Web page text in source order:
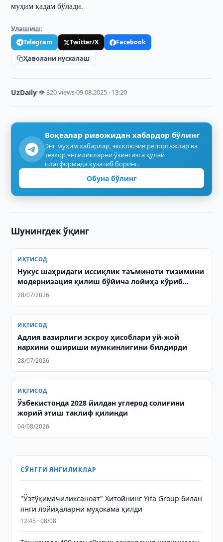
муҳим қадам бўлади.
Улашиш:
Telegram Twitter/X
Facebook
Ҳаволани нусхалаш
UzDaily·👁 320 views·09.08.2025 · 13:20
Воқеалар ривожидан хабардор бўлинг
Энг муҳим хабарлар, эксклюзив репортажлар ва
тезкор янгиликларни ўзингизга қулай
платформада кузатиб боринг.
Обуна бўлинг
Шунингдек ўқинг
ИҚТИСОД
Нукус шаҳридаги иссиқлик таъминоти тизимини
модернизация қилиш бўйича лойиҳа кўриб
чиқилди
28/07/2026
ИҚТИСОД
Адлия вазирлиги эскроу ҳисоблари уй-жой
нархини ошириши мумкинлигини билдирди
28/07/2026
ИҚТИСОД
Ўзбекистонда 2028 йилдан углерод солиғини
жорий этиш таклиф қилинди
04/08/2026
СЎНГГИ ЯНГИЛИКЛАР
"Ўзтўқимачиликсаноат" Хитойнинг Yifa Group билан
янги лойиҳаларни муҳокама қилди
12:45 · 08/08